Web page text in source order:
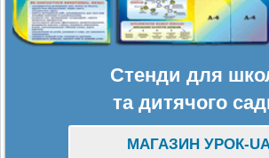
Стенди для
та дитячого
МАГАЗИН УРОК-